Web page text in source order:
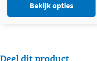
Bekijk opties